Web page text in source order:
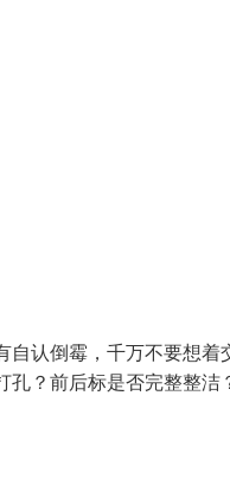
认倒霉，千万不要想
？前后标是否完整整